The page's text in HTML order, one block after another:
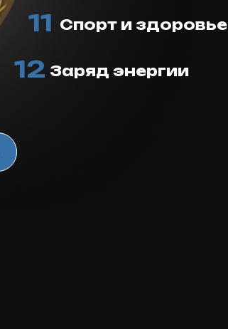
Спорт и здоровье
11
Заряд энергии
12